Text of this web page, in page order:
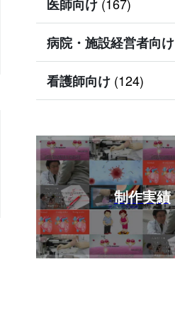
医師向け
病院・施設経営者向け
看護師向け (124)
制作実績